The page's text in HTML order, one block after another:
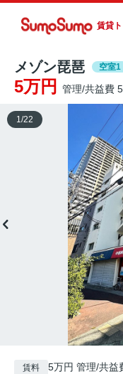
賃貸
メゾン琵琶 空室1
5万円 管理/共益費
1 /22
賃料 5万円 管理/共益